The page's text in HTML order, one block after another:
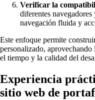
Verificar la
diferentes navegadores
navegación fluida y
Este enfoque permite
personalizado,
el tiempo y la calidad del
Experiencia
sitio web de